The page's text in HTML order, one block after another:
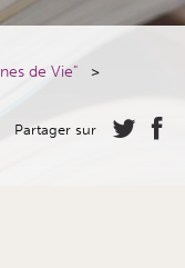
de Vie"
Partager sur